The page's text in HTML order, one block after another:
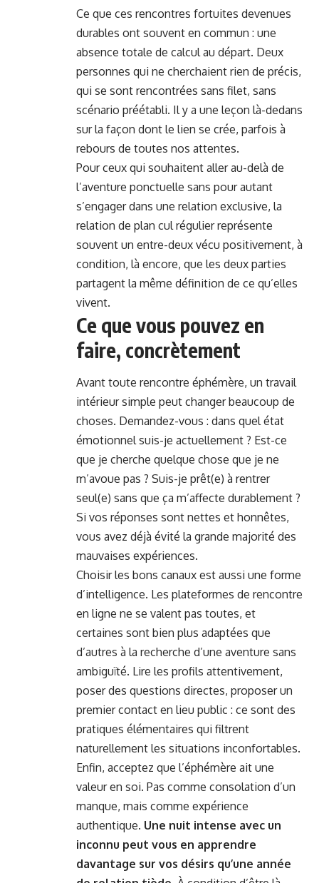
Ce que ces rencontres fortuites devenues
durables ont souvent en commun : une
absence totale de calcul au départ. Deux
personnes qui ne cherchaient rien de précis,
qui se sont rencontrées sans filet, sans
scénario préétabli. Il y a une leçon là-dedans
sur la façon dont le lien se crée, parfois à
rebours de toutes nos attentes.
Pour ceux qui souhaitent aller au-delà de
l’aventure ponctuelle sans pour autant
s’engager dans une relation exclusive, la
relation de plan cul régulier représente
souvent un entre-deux vécu positivement, à
condition, là encore, que les deux parties
partagent la même définition de ce qu’elles
vivent.
Ce que vous pouvez en
faire, concrètement
Avant toute rencontre éphémère, un travail
intérieur simple peut changer beaucoup de
choses. Demandez-vous : dans quel état
émotionnel suis-je actuellement ? Est-ce
que je cherche quelque chose que je ne
m’avoue pas ? Suis-je prêt(e) à rentrer
seul(e) sans que ça m’affecte durablement ?
Si vos réponses sont nettes et honnêtes,
vous avez déjà évité la grande majorité des
mauvaises expériences.
Choisir les bons canaux est aussi une forme
d’intelligence. Les plateformes de rencontre
en ligne ne se valent pas toutes, et
certaines sont bien plus adaptées que
d’autres à la recherche d’une aventure sans
ambiguïté. Lire les profils attentivement,
poser des questions directes, proposer un
premier contact en lieu public : ce sont des
pratiques élémentaires qui filtrent
naturellement les situations inconfortables.
Enfin, acceptez que l’éphémère ait une
valeur en soi. Pas comme consolation d’un
manque, mais comme expérience
authentique. Une nuit intense avec un
inconnu peut vous en apprendre
davantage sur vos désirs qu’une année